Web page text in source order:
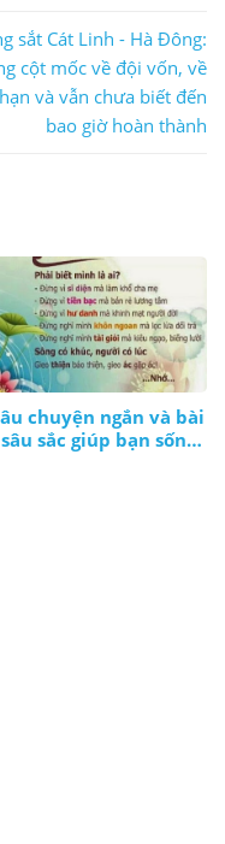
sắt Cát Linh - Hà Đông:
cột mốc về đội vốn, về
và vẫn chưa biết đến
bao giờ hoàn thành
chuyện ngắn và bài
sắc giúp bạn sống